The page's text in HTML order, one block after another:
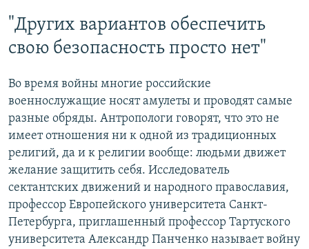
"Других вариантов обеспечить
свою безопасность просто нет"
Во время войны многие российские
военнослужащие носят амулеты и проводят самые
разные обряды. Антропологи говорят, что это не
имеет отношения ни к одной из традиционных
религий, да и к религии вообще: людьми движет
желание защитить себя. Исследователь
сектантских движений и народного православия,
профессор Европейского университета Санкт-
Петербурга, приглашенный профессор Тартуского
университета Александр Панченко называет войну